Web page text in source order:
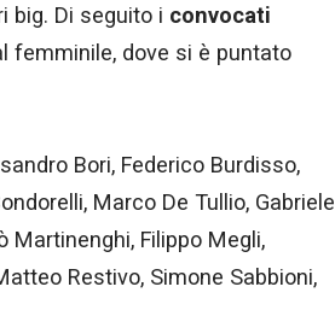
big. Di seguito i convocati
femminile, dove si è puntato
Bori, Federico Burdisso,
Marco De Tullio, Gabriele
Martinenghi, Filippo Megli,
Restivo, Simone Sabbioni,